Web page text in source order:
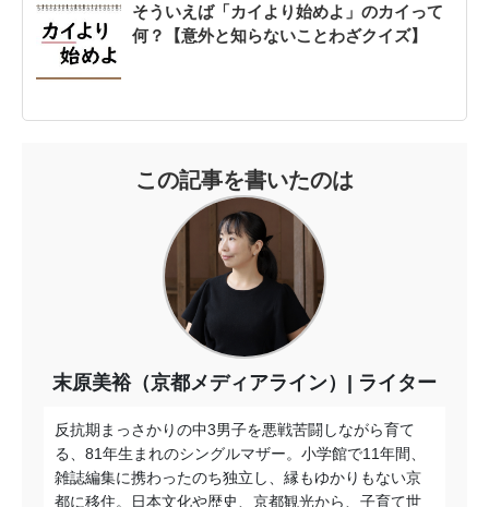
そういえば「カイより始めよ」のカイって
何？【意外と知らないことわざクイズ】
この記事を書いたのは
末原美裕（京都メディアライン） ライター
反抗期まっさかりの中3男子を悪戦苦闘しながら育て
る、81年生まれのシングルマザー。小学館で11年間、
雑誌編集に携わったのち独立し、縁もゆかりもない京
都に移住。日本文化や歴史、京都観光から、子育て世